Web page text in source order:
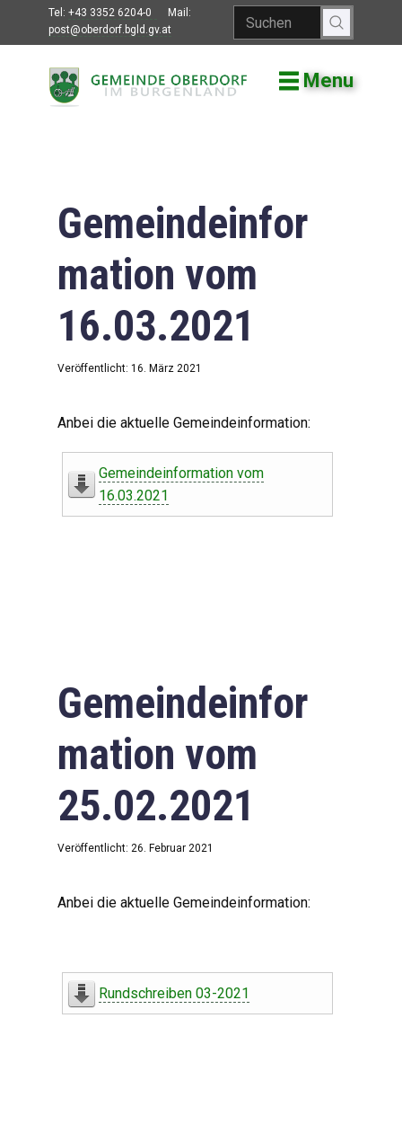
Tel: +43 3352 6204-0
Mail:
post@oberdorf.bgld.gv.at
Menu
Willkommen
Gemeindeamt
Gemeinderat
Bildung
Vereine
Leben in Oberdorf
Downloads
Impressum
Datenschutzerklärung
Gemeindeinfor
mation vom
16.03.2021
Veröffentlicht: 16. März 2021
Anbei die aktuelle Gemeindeinformation:
Gemeindeinformation vom
16.03.2021
Gemeindeinfor
mation vom
25.02.2021
Veröffentlicht: 26. Februar 2021
Anbei die aktuelle Gemeindeinformation:
Rundschreiben 03-2021